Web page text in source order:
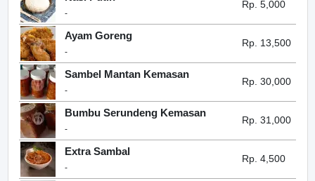
-
Rp. 5,000
Ayam Goreng
-
Rp. 13,500
Sambel Mantan Kemasan
-
Rp. 30,000
Bumbu Serundeng Kemasan
-
Rp. 31,000
Extra Sambal
-
Rp. 4,500